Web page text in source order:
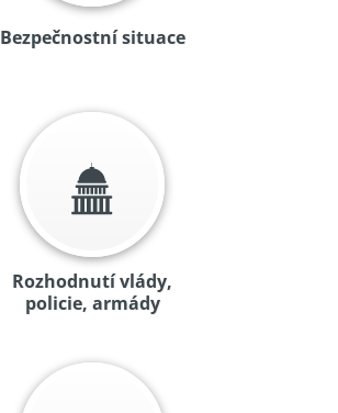
Bezpečnostní situace
Rozhodnutí vlády,
policie, armády